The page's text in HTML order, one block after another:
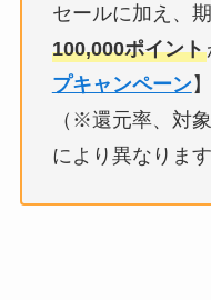
セールに加え、
100,000ポイント
プキャンペーン
（※還元率、対
により異なります